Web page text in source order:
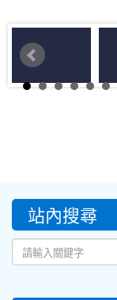
::: 站內搜尋